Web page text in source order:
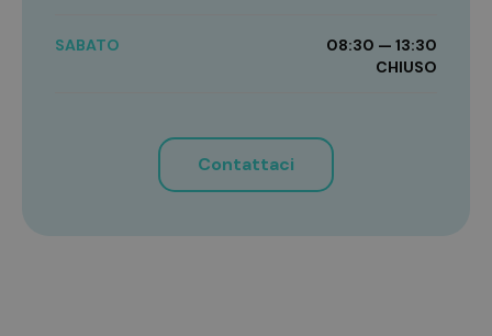
SABATO
08:30 — 13:30
CHIUSO
Contattaci